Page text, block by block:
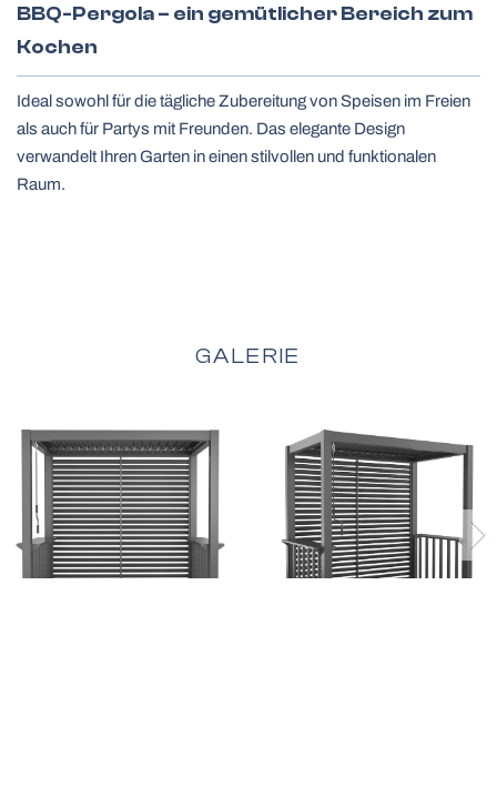
Alle Jalousien
BBQ-Pergola – ein gemütlicher Bereich zum
Kochen
Ideal sowohl für die tägliche Zubereitung von Speisen im Freien
als auch für Partys mit Freunden. Das elegante Design
verwandelt Ihren Garten in einen stilvollen und funktionalen
Raum.
GALERIE